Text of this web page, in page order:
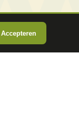
Accepteren